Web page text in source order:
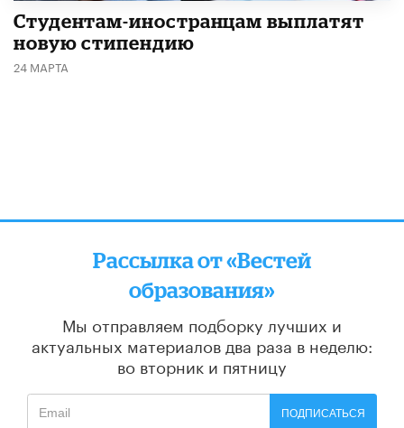
Студентам-иностранцам выплатят
новую стипендию
24 МАРТА
Рассылка от «Вестей
образования»
Мы отправляем подборку лучших и
актуальных материалов два раза в неделю:
во вторник и пятницу
ПОДПИСАТЬСЯ